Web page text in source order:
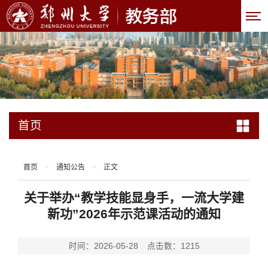
首页
首页 > 通知公告 > 正文
关于举办“教学技能显身手，一流大学建
新功”2026年示范课活动的通知
时间：2026-05-28 点击数： 1215